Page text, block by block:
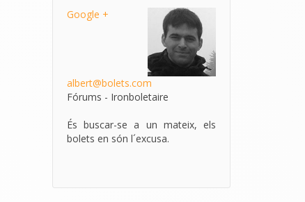
Google +
albert@bolets.com
Fórums - Ironboletaire
És buscar-se a un mateix, els
bolets en són l´excusa.